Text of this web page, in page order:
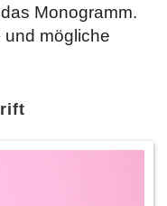
Monogramm.
und mögliche